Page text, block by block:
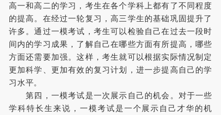
高一和高二的学习，考生在各个学科上都有了不同程度
的提高。在经过一轮复习，高三学生的基础巩固提升了
许多。通过一模考试，考生可以检验自己在过去一段时
间内的学习成果，了解自己在哪些方面有所提高，哪些
方面还需要加强。这样，考生就可以根据实际情况制定
更加科学、更加有效的复习计划，进一步提高自己的学
习水平。
第四，一模考试是一次展示自己的机会。对于一些
学科特长生来说，一模考试是一个展示自己才华的机